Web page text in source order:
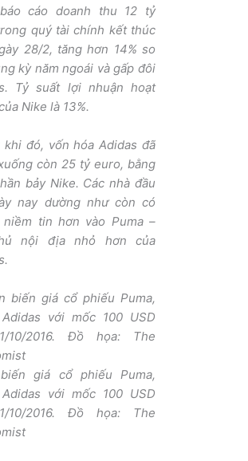
cáo doanh thu 12 tỷ
quý tài chính kết thúc
28/2, tăng hơn 14% so
kỳ năm ngoái và gấp đôi
Tỷ suất lợi nhuận hoạt
Nike là 13%.
khi đó, vốn hóa Adidas đã
còn 25 tỷ euro, bằng
bảy Nike. Các nhà đầu
nay dường như còn có
niềm tin hơn vào Puma –
nội địa nhỏ hơn của
giá cổ phiếu Puma,
với mốc 100 USD
10/2016. Đồ họa: The